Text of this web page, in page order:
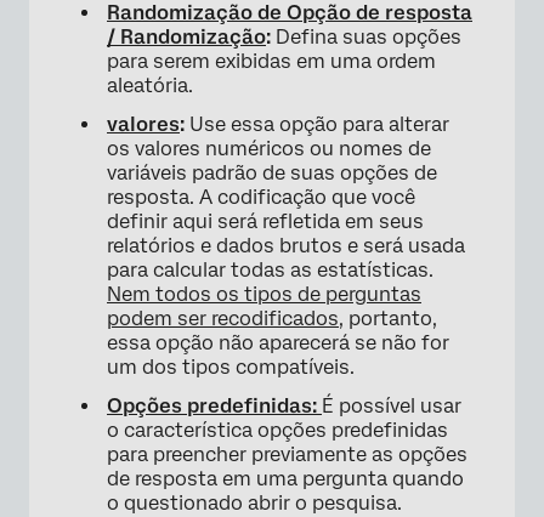
Randomização de Opção de resposta
/ Randomização: Defina suas opções
para serem exibidas em uma ordem
aleatória.
valores: Use essa opção para alterar
os valores numéricos ou nomes de
variáveis padrão de suas opções de
resposta. A codificação que você
definir aqui será refletida em seus
relatórios e dados brutos e será usada
para calcular todas as estatísticas.
Nem todos os tipos de perguntas
podem ser recodificados, portanto,
essa opção não aparecerá se não for
um dos tipos compatíveis.
Opções predefinidas: É possível usar
o característica opções predefinidas
para preencher previamente as opções
de resposta em uma pergunta quando
o questionado abrir o pesquisa.